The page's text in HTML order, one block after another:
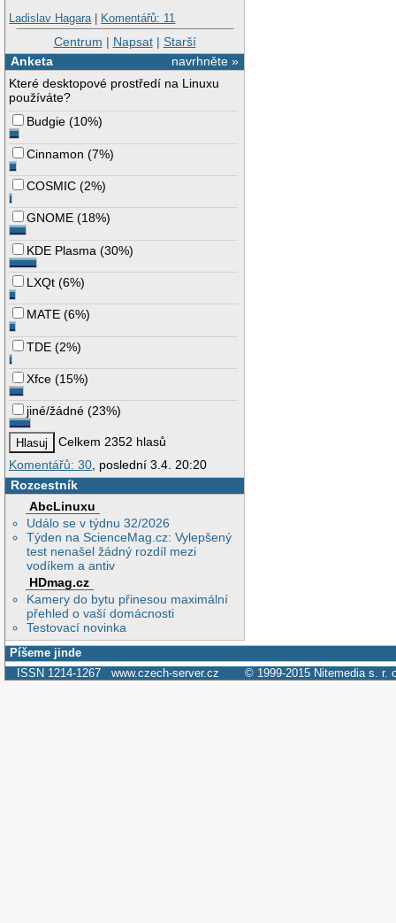
Ladislav Hagara| Komentářů: 11
Centrum | Napsat| Starší
navrhněte »
Anketa
Které desktopové prostředí na Linuxu
používáte?
Budgie (10%)
Cinnamon (7%)
COSMIC (2%)
GNOME (18%)
KDE Plasma (30%)
LXQt (6%)
MATE (6%)
TDE (2%)
Xfce (15%)
jiné/žádné (23%)
Celkem 2352 hlasů
Komentářů: 30 , poslední 3.4. 20:20
Rozcestník
AbcLinuxu
Událo se v týdnu 32/2026
Týden na ScienceMag.cz: Vylepšený
test nenašel žádný rozdíl mezi
vodíkem a antiv
HDmag.cz
Kamery do bytu přinesou maximální
přehled o vaší domácnosti
Testovací novinka
Píšeme jinde
ISSN 1214-1267 www.czech-server.cz © 1999-2015 Nitemedia s. r.